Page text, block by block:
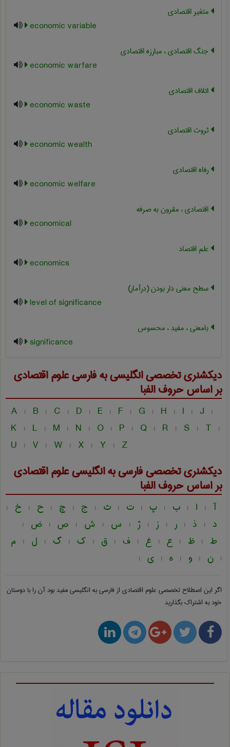
متغیر اقتصادی
economic variable
جنگ اقتصادی ، مبارزه اقتصادی
economic warfare
اتلاف اقتصادی
economic waste
ثروت اقتصادی
economic wealth
رفاه اقتصادی
economic welfare
اقتصادی ، مقرون به صرفه
economical
علم اقتصاد
economics
سطح معنی دار بودن (درآمار)
level of significance
بامعنی ، مفید ، محسوس
significance
دیکشنری تخصصی انگلیسی به فارسیعلوم اقتصادی
بر اساس حروف الفبا
A | B | C | D | E | F | G | H | I | J |
K | L | M | N | O | P | Q | R | S | T |
U | V | W | X | Y | Z
دیکشنری تخصصی فارسی به انگلیسیعلوم اقتصادی
بر اساس حروف الفبا
آ | ا | ب | پ | ت | ث | ج | چ | ح | خ |
د | ذ | ر | ز | ژ | س | ش | ص | ض |
ط | ظ | ع | غ | ف | ق | ک | گ | ل | م
| ن | و | ه | ی |
اگر این اصطلاح تخصصی علوم اقتصادی از فارسی به انگلیسیمفید بود آن را با دوستان
خود به اشتراک بگذارید